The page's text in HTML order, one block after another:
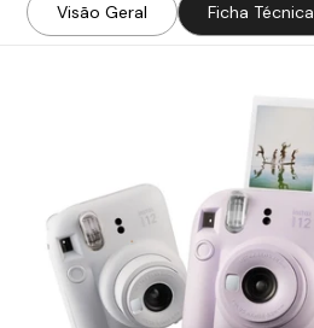
Visão Geral Ficha Técnica